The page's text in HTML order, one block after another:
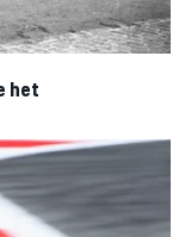
het